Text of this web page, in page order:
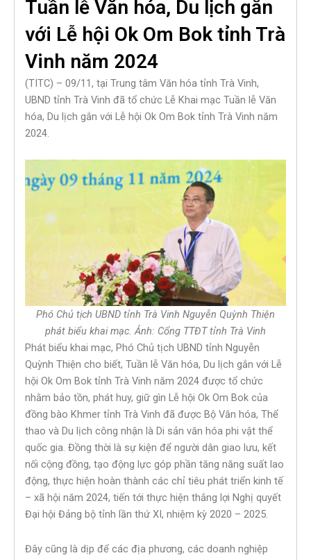
Tuần lễ Văn hóa, Du lịch gắn
với Lễ hội Ok Om Bok tỉnh Trà
Vinh năm 2024
(TITC) – 09/11, tại Trung tâm Văn hóa tỉnh Trà Vinh,
UBND tỉnh Trà Vinh đã tổ chức Lễ Khai mạc Tuần lễ Văn
hóa, Du lịch gắn với Lễ hội Ok Om Bok tỉnh Trà Vinh năm
2024.
Phó Chủ tịch UBND tỉnh Trà Vinh Nguyễn Quỳnh Thiện
phát biểu khai mạc. Ảnh: Cổng TTĐT tỉnh Trà Vinh
Phát biểu khai mạc, Phó Chủ tịch UBND tỉnh Nguyễn
Quỳnh Thiện cho biết, Tuần lễ Văn hóa, Du lịch gắn với Lễ
hội Ok Om Bok tỉnh Trà Vinh năm 2024 được tổ chức
nhằm bảo tồn, phát huy, giữ gìn Lễ hội Ok Om Bok của
đồng bào Khmer tỉnh Trà Vinh đã được Bộ Văn hóa, Thể
thao và Du lịch công nhận là Di sản văn hóa phi vật thể
quốc gia. Đồng thời là sự kiện để người dân giao lưu, kết
nối cộng đồng, tạo động lực góp phần tăng năng suất lao
động, thực hiện hoàn thành các chỉ tiêu phát triển kinh tế
– xã hội năm 2024, tiến tới thực hiện thắng lợi Nghị quyết
Đại hội Đảng bộ tỉnh lần thứ XI, nhiệm kỳ 2020 – 2025.
Đây cũng là dịp để các địa phương, các doanh nghiệp